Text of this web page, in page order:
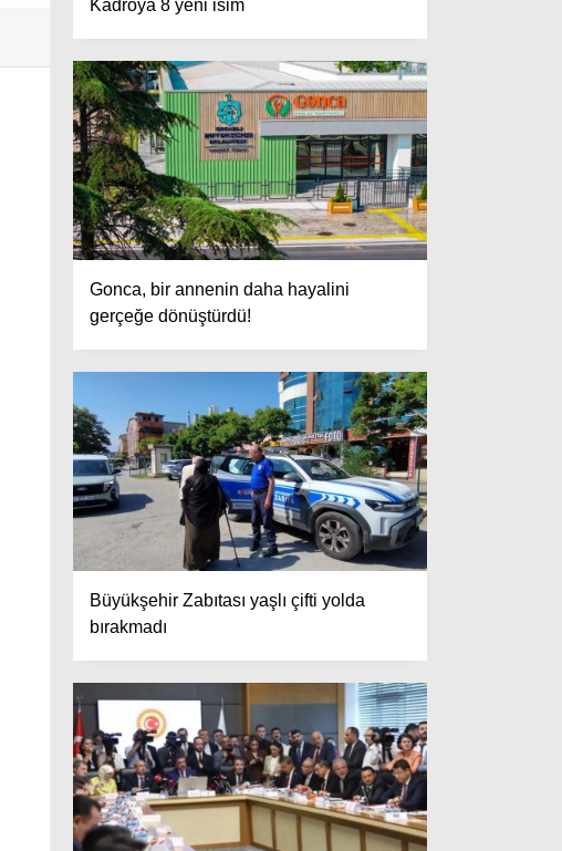
Kadroya 8 yeni isim
Gonca, bir annenin daha hayalini
gerçeğe dönüştürdü!
Büyükşehir Zabıtası yaşlı çifti yolda
bırakmadı